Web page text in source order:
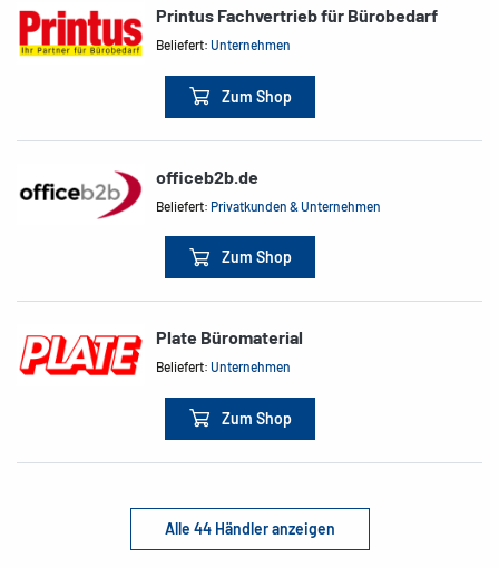
Printus Fachvertrieb für Bürobedarf
Beliefert:Unternehmen
Zum Shop
officeb2b.de
Beliefert:Privatkunden & Unternehmen
Zum Shop
Plate Büromaterial
Beliefert:Unternehmen
Zum Shop
Alle 44 Händler anzeigen